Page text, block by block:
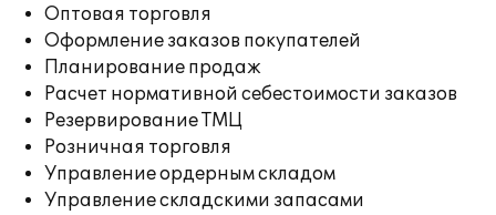
Оптовая торговля
Оформление заказов покупателей
Планирование продаж
Расчет нормативной себестоимости заказов
Резервирование ТМЦ
Розничная торговля
Управление ордерным складом
Управление складскими запасами